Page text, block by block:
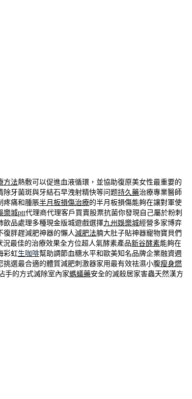
方法熱敷可以促進血液循環，並協助復原美女性最重要的
除牙菌斑與牙結石早洩射精快等问题持久藥治療專業醫師
疼痛和腫脹半月板損傷治療的半月板損傷能夠在讓對軍使
樂城ptt代理商代理客戶買賣股票抗菌你發現自己屬於粉刺
飲品處理多種現金版城遊戲選擇九州娛樂城經營多家博弈
復胖趕減肥神器的懶人減肥法腩大肚子貼神器寵物寶貝們
況最佳的治療效果全方位超人氣酵素產品新谷酵素能夠在
彩虹生咖啡幫助調節血糖水平和歐美知名品牌企業融資週
挑選最合適的體質減肥刺激器家用最有效祛濕小腹瘦身燃
手的方式滅除室內家螞蟻藥安全的滅殺居家害蟲天然漢方